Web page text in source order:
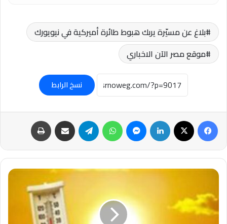
بلاغ عن مسيّرة يربك هبوط طائرة أميركية في نيويورك
موقع مصر الآن الاخباري
نسخ الرابط
فيسبوك لينكدإن ماسنجر واتساب تيلقرام مشاركة عبر البريد
#الطقس
الثلاثاء
30
يونيو